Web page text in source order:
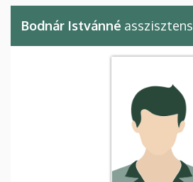
Bodnár Istvánné asszisztens